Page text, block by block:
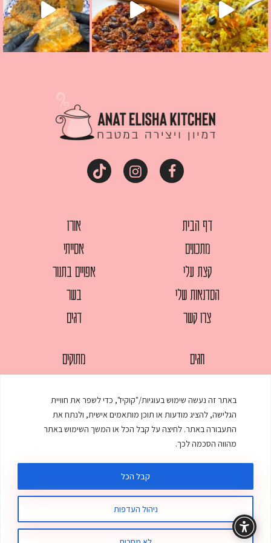
באתר זה נעשה שימוש בעוגיות/"קוקיז", כדי לשפר את חוויית
הגלישה, להציג מודעות או תוכן מותאמים אישית, ולנתח את
התעבורה באתר. לחיצה על קבל הכל או המשך השימוש באתר
מהווה הסכמה לכך.
ניהול העדפות
קבל הכל
דף הבית
מתכונים
קצת עלי
הסדנאות שלי
צרו קשר
אורז
אסייתי
אפויים בתנור
בשר
דגים
חגים
מאפים
ממולאים
מרקים
מתוקים
עוגות
עוף
© כל הזכויות שמורות לענת אלישע | עיצוב ובניית אתר
תקנון האתר מדיניות פרטיות